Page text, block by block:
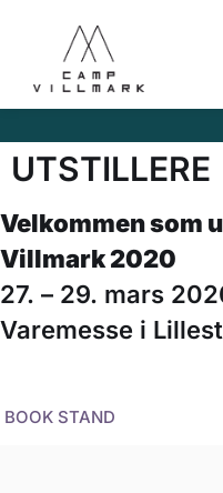
UTSTILLERE
Velkommen som
Villmark 2020
27. – 29. mars
Varemesse i
BOOK STAND